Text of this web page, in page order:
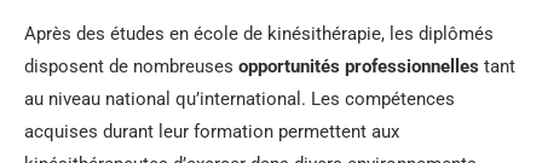
Après des études en école de kinésithérapie, les diplômés
disposent de nombreuses opportunités professionnelles tant
au niveau national qu’international. Les compétences
acquises durant leur formation permettent aux